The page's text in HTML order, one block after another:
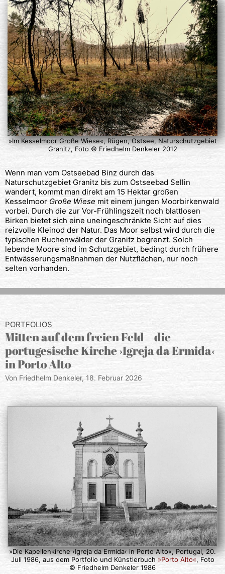
»Im Kesselmoor Große Wiese«, Rügen, Ostsee, Naturschutzgebiet
Granitz, Foto © Friedhelm Denkeler 2012
Wenn man vom Ostseebad Binz durch das
Naturschutzgebiet Granitz bis zum Ostseebad Sellin
wandert, kommt man direkt am 15 Hektar großen
Kesselmoor Große Wiese mit einem jungen Moorbirkenwald
vorbei. Durch die zur Vor-Frühlingszeit noch blattlosen
Birken bietet sich eine uneingeschränkte Sicht auf dies
reizvolle Kleinod der Natur. Das Moor selbst wird durch die
typischen Buchenwälder der Granitz begrenzt. Solch
lebende Moore sind im Schutzgebiet, bedingt durch frühere
Entwässerungsmaßnahmen der Nutzflächen, nur noch
selten vorhanden.
PORTFOLIOS
Mitten auf dem freien Feld – die
portugesische Kirche ›Igreja da Ermida‹
in Porto Alto
Von Friedhelm Denkeler, 18. Februar 2026
»Die Kapellenkirche ›Igreja da Ermida‹ in Porto Alto«, Portugal, 20.
Juli 1986, aus dem Portfolio und Künstlerbuch»Porto Alto«, Foto
© Friedhelm Denkeler 1986